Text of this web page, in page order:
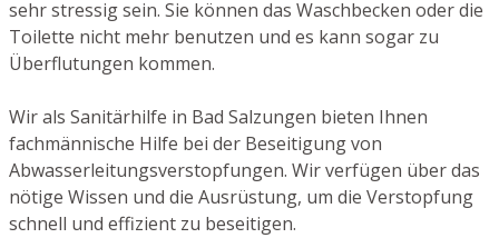
sehr stressig sein. Sie können das Waschbecken oder die
Toilette nicht mehr benutzen und es kann sogar zu
Überflutungen kommen.
Wir als Sanitärhilfe in Bad Salzungen bieten Ihnen
fachmännische Hilfe bei der Beseitigung von
Abwasserleitungsverstopfungen. Wir verfügen über das
nötige Wissen und die Ausrüstung, um die Verstopfung
schnell und effizient zu beseitigen.